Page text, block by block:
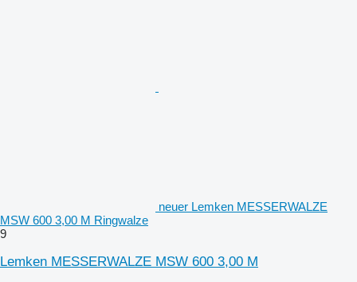
neuer Lemken MESSERWALZE
MSW 600 3,00 M Ringwalze
9
Lemken MESSERWALZE MSW 600 3,00 M